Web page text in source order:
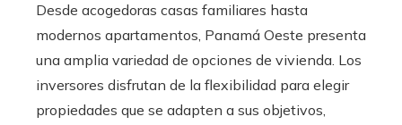
Desde acogedoras casas familiares hasta
modernos apartamentos, Panamá Oeste presenta
una amplia variedad de opciones de vivienda. Los
inversores disfrutan de la flexibilidad para elegir
propiedades que se adapten a sus objetivos,